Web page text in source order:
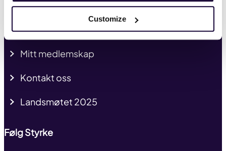
Customize
Kurs og kompetanse
Presse og profil
Mitt medlemskap
Kontakt oss
Landsmøtet 2025
Følg Styrke